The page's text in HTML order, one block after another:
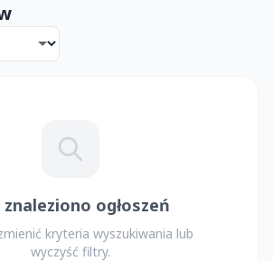
znaleziono ogłoszeń
kryteria wyszukiwania lub
wyczyść filtry.